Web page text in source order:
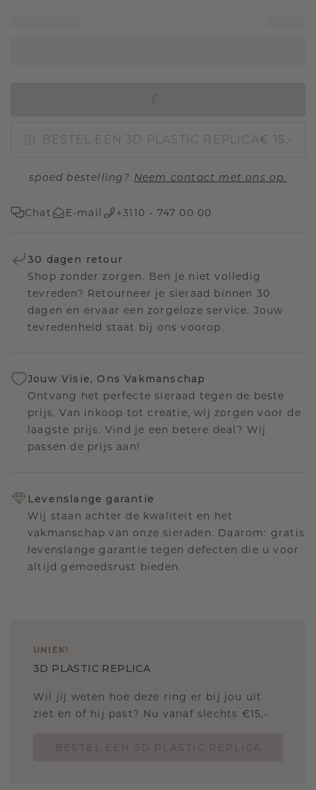
BESTEL EEN 3D PLASTIC REPLICA€ 15,-
spoed bestelling? Neem contact met ons op.
Chat E-mail +3110 - 747 00 00
30 dagen retour
Shop zonder zorgen. Ben je niet volledig
tevreden? Retourneer je sieraad binnen 30
dagen en ervaar een zorgeloze service. Jouw
tevredenheid staat bij ons voorop.
Jouw Visie, Ons Vakmanschap
Ontvang het perfecte sieraad tegen de beste
prijs. Van inkoop tot creatie, wij zorgen voor de
laagste prijs. Vind je een betere deal? Wij
passen de prijs aan!
Levenslange garantie
Wij staan achter de kwaliteit en het
vakmanschap van onze sieraden. Daarom: gratis
levenslange garantie tegen defecten die u voor
altijd gemoedsrust bieden.
UNIEK!
3D PLASTIC REPLICA
Wil jij weten hoe deze ring er bij jou uit
ziet en of hij past? Nu vanaf slechts €15,-